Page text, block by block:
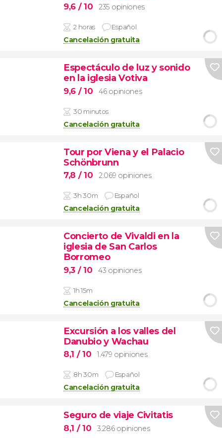
9,6 / 10 235 opiniones
2 horas Español
Cancelación gratuita
Espectáculo de luz y sonido
en la iglesia Votiva
9,6 / 10 46 opiniones
30 minutos
Cancelación gratuita
Tour por Viena y el Palacio
Schönbrunn
7,8 / 10 2.069 opiniones
3h 30m Español
Cancelación gratuita
Concierto de Vivaldi en la
iglesia de San Carlos
Borromeo
9,3 / 10 43 opiniones
1h 15m
Cancelación gratuita
Excursión a los valles del
Danubio y Wachau
8,1 / 10 1.479 opiniones
8h 30m Español
Cancelación gratuita
Seguro de viaje Civitatis
8,1 / 10 3.286 opiniones